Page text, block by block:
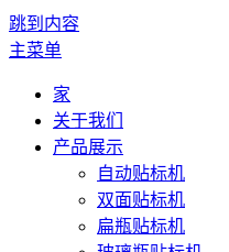
跳到内容
主菜单
家
关于我们
产品展示
自动贴标机
双面贴标机
扁瓶贴标机